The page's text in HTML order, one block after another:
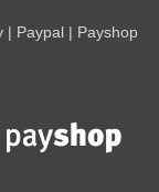
| Paypal | Payshop